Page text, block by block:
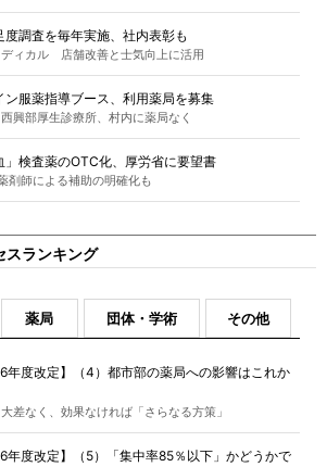
度調査を毎年実施、社内表彰も
ディカル 店舗改善と士気向上に活用
ン服薬指導ブース、利用薬局を募集
興部厚生診療所、村内に薬局なく
」検査薬のOTC化、厚労省に要望書
剤師による補助の明確化も
スランキング
薬局 団体・学術 その他
年度改定】（4）都市部の薬局への影響はこれか
差なく、効果なければ「さらなる方策」
年度改定】（5）「集中率85％以下」かどうかで